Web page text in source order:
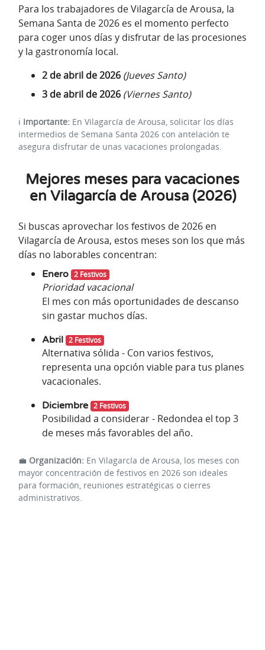
Para los trabajadores de Vilagarcía de Arousa, la
Semana Santa de 2026 es el momento perfecto
para coger unos días y disfrutar de las procesiones
y la gastronomía local.
2 de abril de 2026 (Jueves Santo)
3 de abril de 2026 (Viernes Santo)
ℹ️ Importante: En Vilagarcía de Arousa, solicitar los días
intermedios de Semana Santa 2026 con antelación te
asegura disfrutar de unas vacaciones prolongadas.
Mejores meses para vacaciones
en Vilagarcía de Arousa (2026)
Si buscas aprovechar los festivos de 2026 en
Vilagarcía de Arousa, estos meses son los que más
días no laborables concentran:
Enero 2 Festivos
Prioridad vacacional
El mes con más oportunidades de descanso
sin gastar muchos días.
Abril 2 Festivos
Alternativa sólida - Con varios festivos,
representa una opción viable para tus planes
vacacionales.
Diciembre 2 Festivos
Posibilidad a considerar - Redondea el top 3
de meses más favorables del año.
💼 Organización: En Vilagarcía de Arousa, los meses con
mayor concentración de festivos en 2026 son ideales
para formación, reuniones estratégicas o cierres
administrativos.